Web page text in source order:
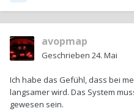
avopmap
Geschrieben 24. Mai
Ich habe das Gefühl, dass bei
langsamer wird. Das System
gewesen sein.